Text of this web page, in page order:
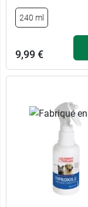
240 ml
9,99 €